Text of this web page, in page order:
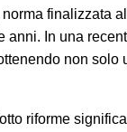
norma finalizzata
In una
non
riforme